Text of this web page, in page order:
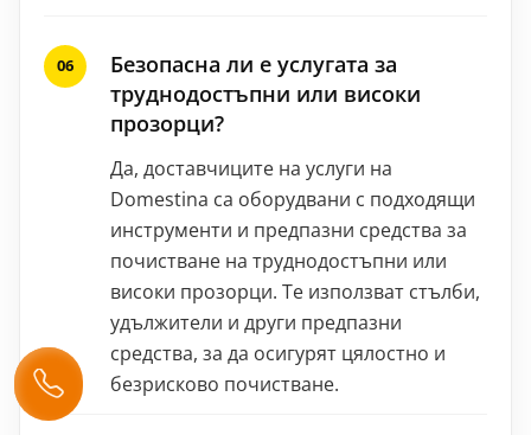
Безопасна ли е услугата за
труднодостъпни или високи
прозорци?
Да, доставчиците на услуги на
Domestina са оборудвани с подходящи
инструменти и предпазни средства за
почистване на труднодостъпни или
високи прозорци. Те използват стълби,
удължители и други предпазни
средства, за да осигурят цялостно и
безрисково почистване.